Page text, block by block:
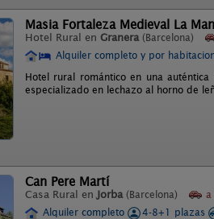
Masia Fortaleza Medieval La
Hotel Rural en Granera (Barcelona)
Alquiler completo y por
Hotel rural romántico en una
especializado en lechazo al horno de
Can Pere Martí
Casa Rural enJorba (Barcelona) a
Alquiler completo
4-8+1 plazas